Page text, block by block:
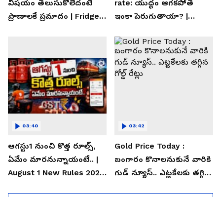
విషయం తెలుసుకోలేదంటే
ప్రాణాలకే ప్రమాదం | Fridge
rate: యుద్ధం ఆగకపోతే
ఇంకా పెరుగుతాయా? |
ఆగస్టు1 నుంచి కొత్త రూల్స్,
ఏమేం మారనున్నాయంటే.. |
August 1 New Rules 2026
03:40
Gold Price Today :
బంగారం కొనాలనుకునే వారికి
గుడ్ న్యూస్.. ఎట్టకేలకు తగ్గిన
03:42